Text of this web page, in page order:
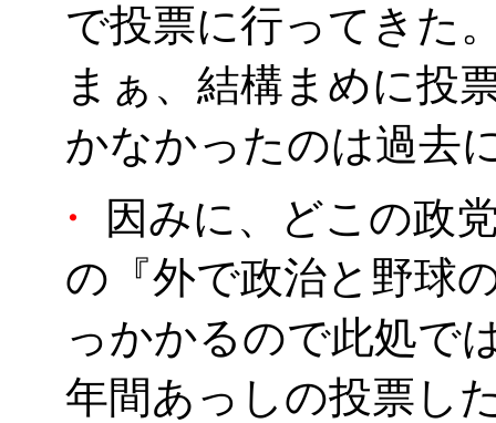
で投票に行ってきた
まぁ、結構まめに投
かなかったのは過去
・
因みに、どこの政
の『外で政治と野球
っかかるので此処で
年間あっしの投票し